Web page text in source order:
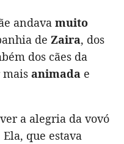
andava muito
de Zaira, dos
dos cães da
mais animada e
a alegria da vovó
que estava